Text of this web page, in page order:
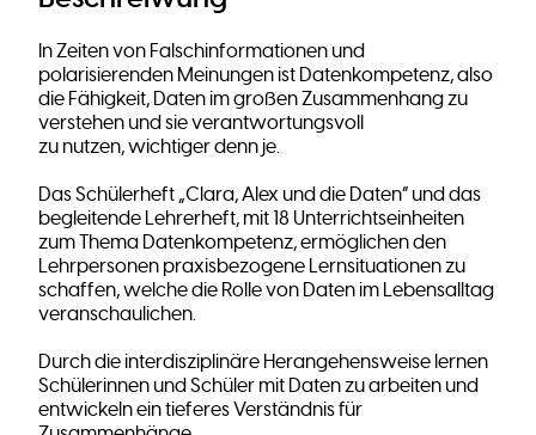
In Zeiten von Falschinformationen und
polarisierenden Meinungen ist Datenkompetenz, also
die Fähigkeit, Daten im großen Zusammenhang zu
verstehen und sie verantwortungsvoll
zu nutzen, wichtiger denn je.
Das Schülerheft „Clara, Alex und die Daten” und das
begleitende Lehrerheft, mit 18 Unterrichtseinheiten
zum Thema Datenkompetenz, ermöglichen den
Lehrpersonen praxisbezogene Lernsituationen zu
schaffen, welche die Rolle von Daten im Lebensalltag
veranschaulichen.
Durch die interdisziplinäre Herangehensweise lernen
Schülerinnen und Schüler mit Daten zu arbeiten und
entwickeln ein tieferes Verständnis für